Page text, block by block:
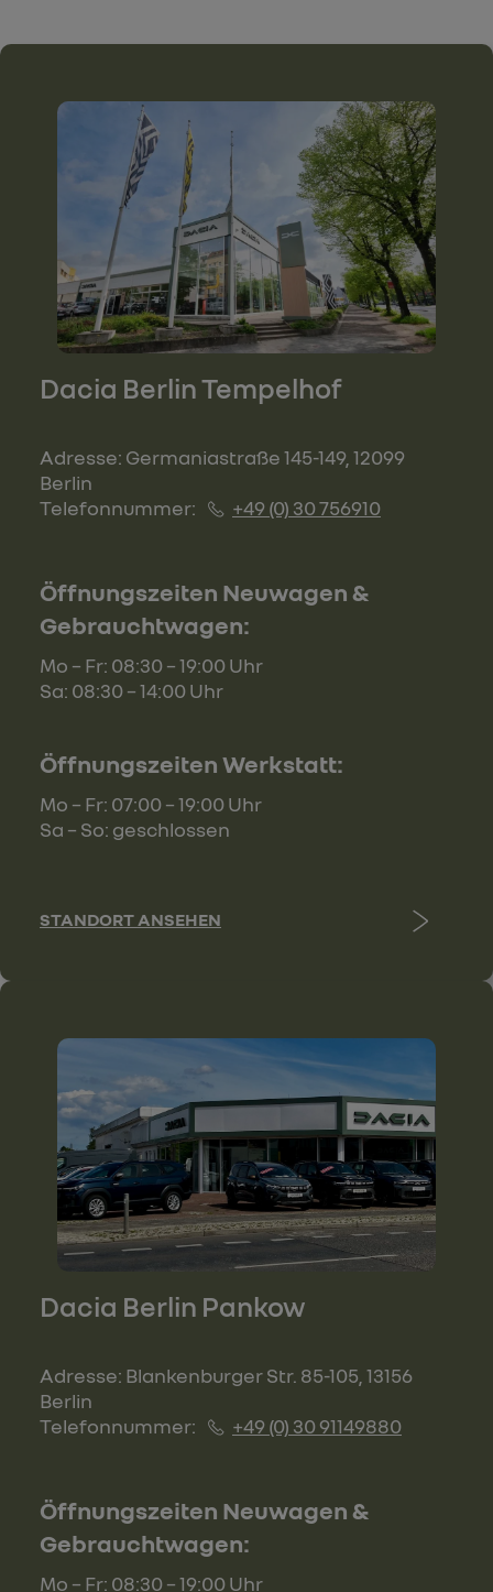
Dacia Berlin Tempelhof
Adresse: Germaniastraße 145-149, 12099
Berlin
Telefonnummer:
+49 (0) 30 756910
Öffnungszeiten Neuwagen &
Gebrauchtwagen:
Mo – Fr: 08:30 – 19:00 Uhr
Sa: 08:30 – 14:00 Uhr
Öffnungszeiten Werkstatt:
Mo – Fr: 07:00 – 19:00 Uhr
Sa – So: geschlossen
STANDORT ANSEHEN
Dacia Berlin Pankow
Adresse: Blankenburger Str. 85-105, 13156
Berlin
Telefonnummer:
+49 (0) 30 91149880
Öffnungszeiten Neuwagen &
Gebrauchtwagen:
Mo – Fr: 08:30 – 19:00 Uhr